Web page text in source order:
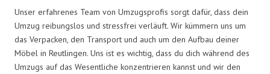
Unser erfahrenes Team von Umzugsprofis sorgt dafür, dass dein
Umzug reibungslos und stressfrei verläuft. Wir kümmern uns um
das Verpacken, den Transport und auch um den Aufbau deiner
Möbel in Reutlingen. Uns ist es wichtig, dass du dich während des
Umzugs auf das Wesentliche konzentrieren kannst und wir den